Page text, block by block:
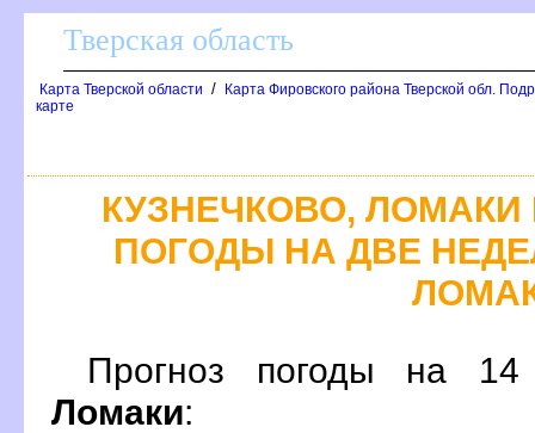
Тверская область
Карта Тверской области /
Карта Фировского района Тверской обл.
карте
КУЗНЕЧКОВО,
ПОГОДЫ НА ДВЕ
Прогноз погоды на
Ломаки: